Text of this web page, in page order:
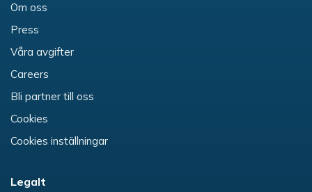
Om oss
Press
Våra avgifter
Careers
Bli partner till oss
Cookies
Cookies inställningar
Legalt